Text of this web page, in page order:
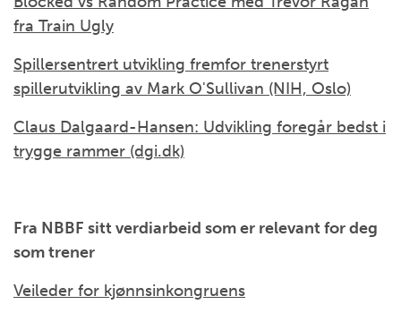
fra Train Ugly
Spillersentrert utvikling fremfor trenerstyrt
spillerutvikling av Mark O'Sullivan (NIH, Oslo)
Claus Dalgaard-Hansen: Udvikling foregår bedst i
trygge rammer (dgi.dk)
Fra NBBF sitt verdiarbeid som er relevant for deg
som trener
Veileder for kjønnsinkongruens